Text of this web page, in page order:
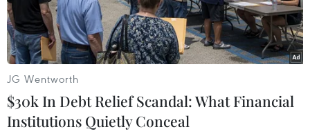
TP.HCM: Trao học bổng đến hết lớp 12 cho
học sinh khó khăn vì COVID-19
JG Wentworth
$30k In Debt Relief Scandal: What Financial
Institutions Quietly Conceal